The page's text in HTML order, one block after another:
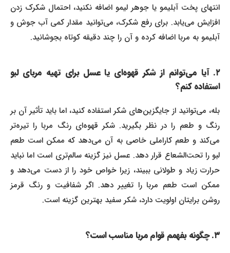
انتهای پخت آبلیمو یا جوهر لیمو اضافه نکنید، احتمال شکرک زدن
افزایش می‌یابد. برای رفع شکرک، می‌توانید مقدار کمی آب جوش و
آبلیمو به مربا اضافه کرده و آن را چند دقیقه کوتاه بجوشانید.
۲. آیا می‌توانم از شکر قهوه‌ای یا عسل برای تهیه مربای لبو
استفاده کنم؟
بله، می‌توانید از جایگزین‌های شکر استفاده کنید، اما باید تأثیر آن بر
رنگ و طعم را در نظر بگیرید. شکر قهوه‌ای رنگ مربا را تیره‌تر
می‌کند و طعم کاراملی خاصی به آن می‌دهد که ممکن است طعم
لبو را تحت‌الشعاع قرار دهد. عسل نیز گزینه سالم‌تری است اما نباید
حرارت زیاد و طولانی ببیند، زیرا خواص خود را از دست می‌دهد و
ممکن است طعم مربا را تغییر دهد. اگر شفافیت و رنگ قرمز
روشن برایتان اولویت دارد، شکر سفید بهترین گزینه است.